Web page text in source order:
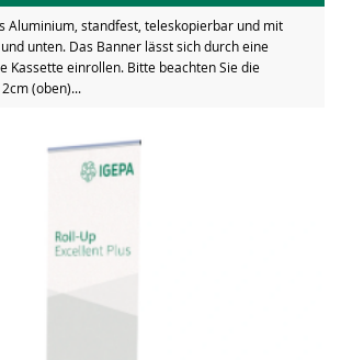
Aluminium, standfest, teleskopierbar und mit
unten. Das Banner lässt sich durch eine
Kassette einrollen. Bitte beachten Sie die
(oben)...